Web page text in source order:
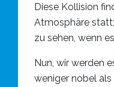
Diese Kollision
Atmosphäre
zu sehen, wenn
Nun, wir werden
weniger nobel